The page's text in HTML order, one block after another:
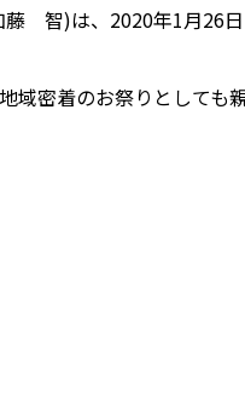
智)は、2020年1月26
密着のお祭りとして